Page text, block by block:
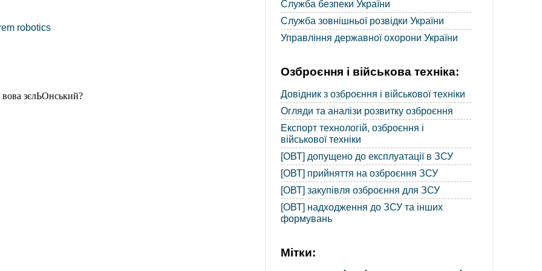
robotics
Служба безпеки України
Служба зовнішньої розвідки України
Управління державної охорони України
Озброєння і військова техніка:
Довідник з озброєння і військової техніки
Огляди та аналізи розвитку озброєння
Експорт технологій, озброєння і
військової техніки
[ОВТ] допущено до експлуатації в ЗСУ
[ОВТ] прийняття на озброєння ЗСУ
[ОВТ] закупівля озброєння для ЗСУ
[ОВТ] надходження до ЗСУ та інших
формувань
Мітки: